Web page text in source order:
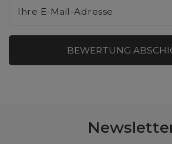
Ihre E-Mail-Adresse
BEWERTUNG